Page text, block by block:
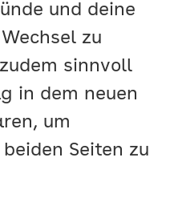
und deine
zu
sinnvoll
in dem neuen
um
Seiten zu